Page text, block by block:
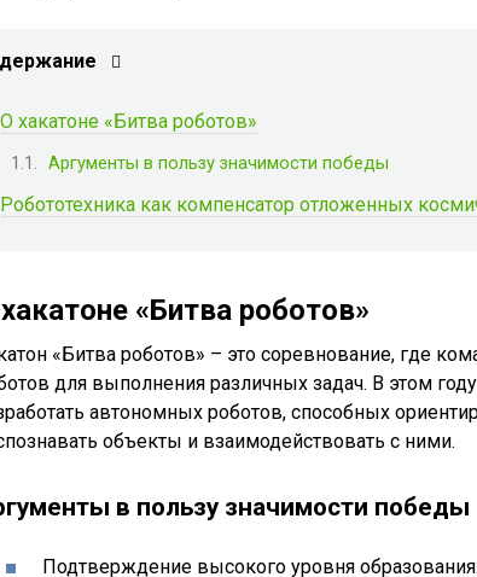
О хакатоне «Битва роботов»
Аргументы в пользу значимости победы
Робототехника как компенсатор отложенных
«Битва роботов»
«Битва роботов» – это соревнование, где
для выполнения различных задач. В этом
автономных роботов, способных
объекты и взаимодействовать с ними.
в пользу значимости победы
Подтверждение высокого уровня